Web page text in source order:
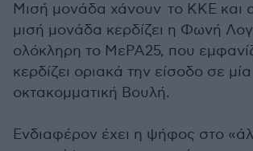
Μισή μονάδα χάνουν το ΚΚΕ και
μισή μονάδα κερδίζει η Φωνή
ολόκληρη το ΜεΡΑ25, που
κερδίζει οριακά την είσοδο σε μία
οκτακομματική Βουλή.
Ενδιαφέρον έχει η ψήφος στο